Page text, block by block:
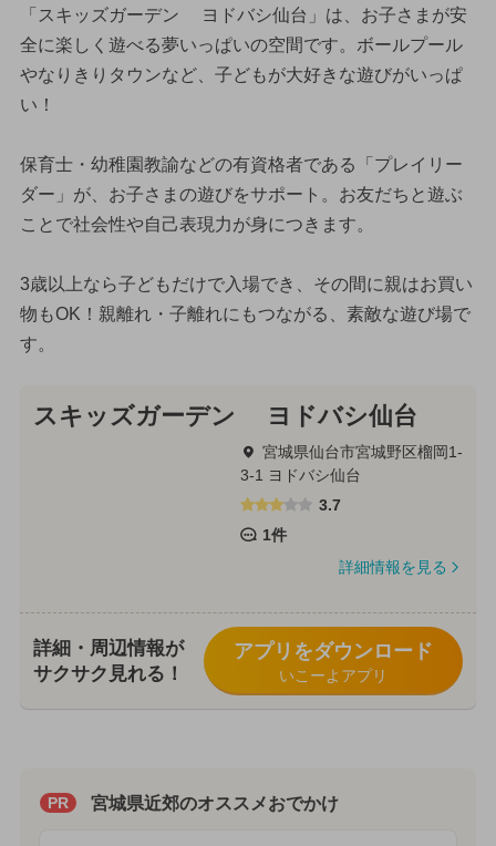
「スキッズガーデン ヨドバシ仙台」は、お子さまが安
全に楽しく遊べる夢いっぱいの空間です。ボールプール
やなりきりタウンなど、子どもが大好きな遊びがいっぱ
い！
保育士・幼稚園教諭などの有資格者である「プレイリー
ダー」が、お子さまの遊びをサポート。お友だちと遊ぶ
ことで社会性や自己表現力が身につきます。
3歳以上なら子どもだけで入場でき、その間に親はお買い
物もOK！親離れ・子離れにもつながる、素敵な遊び場で
す。
スキッズガーデン ヨドバシ仙台
宮城県仙台市宮城野区榴岡1-
3-1 ヨドバシ仙台
3.7
1件
詳細情報を見る
詳細・周辺情報が
サクサク見れる！
アプリをダウンロード
いこーよアプリ
PR 宮城県近郊のオススメおでかけ